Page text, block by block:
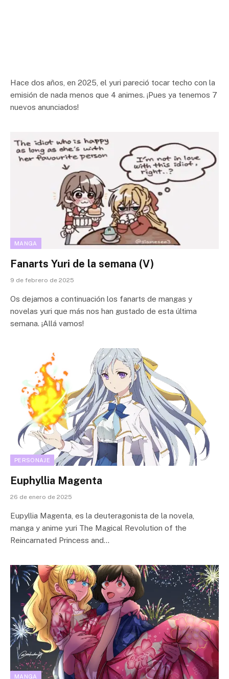
Hace dos años, en 2025, el yuri pareció tocar techo con la
emisión de nada menos que 4 animes. ¡Pues ya tenemos 7
nuevos anunciados!
MANGA
Fanarts Yuri de la semana (V)
9 de febrero de 2025
Os dejamos a continuación los fanarts de mangas y
novelas yuri que más nos han gustado de esta última
semana. ¡Allá vamos!
PERSONAJE
Euphyllia Magenta
26 de enero de 2025
Eupyllia Magenta, es la deuteragonista de la novela,
manga y anime yuri The Magical Revolution of the
Reincarnated Princess and…
MANGA